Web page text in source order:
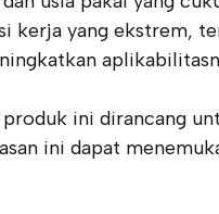
kerja yang ekstrem,
ini dirancang
ini dapat